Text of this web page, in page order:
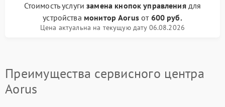
Стоимость услугизамена кнопок управлениядля
устройства монитор Aorusот 600 руб.
Цена актуальна на текущую дату 06.08.2026
Преимущества сервисного центра
Aorus